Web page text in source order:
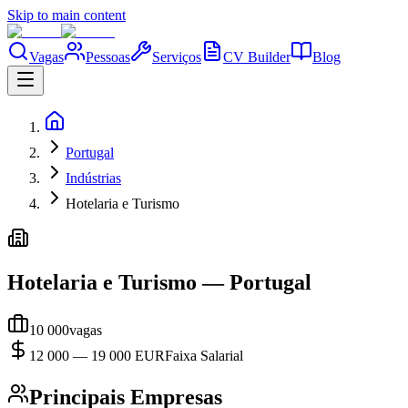
Skip to main content
Vagas Pessoas Serviços CV Builder Blog
Portugal
Indústrias
Hotelaria e Turismo
Hotelaria e Turismo —Portugal
10 000vagas
12 000 — 19 000 EURFaixa Salarial
Principais Empresas